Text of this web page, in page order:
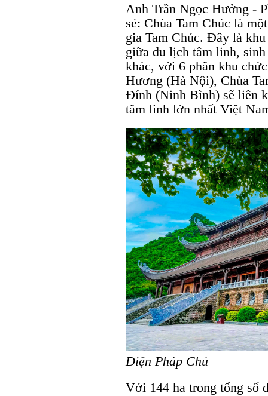
Anh Trần Ngọc Hưởng -
sẻ: Chùa Tam Chúc là
gia Tam Chúc. Đây là
giữa du lịch tâm linh,
khác, với 6 phân khu
Hương (Hà Nội), Chùa
Đính (Ninh Bình) sẽ liên
tâm linh lớn nhất Việt
Điện Pháp Chủ
Với 144 ha trong tổng số